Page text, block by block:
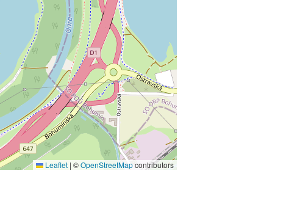
Leaflet | ©OpenStreetMapcontributors